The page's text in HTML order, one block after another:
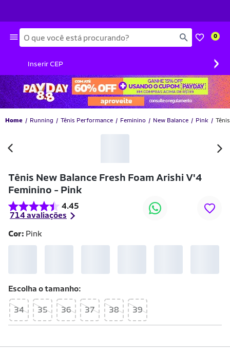
Busca 0
Inserir CEP ›
Home Running Tênis Performance Feminino New Balance Pink
Tênis New Balance Fresh Foam Arishi V'4
Feminino - Pink
4.45
714 avaliações
Cor: Pink
Escolha otamanho
34 35 36 37 38 39